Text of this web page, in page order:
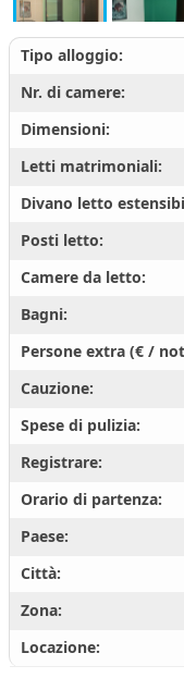
Tipo alloggio:
Nr. di camere:
Dimensioni:
Letti matrimoniali:
Divano letto
Posti letto:
Camere da letto:
Bagni:
Persone extra (€ /
Cauzione:
Spese di pulizia:
Registrare:
Orario di partenza:
Paese:
Città:
Zona:
Locazione: